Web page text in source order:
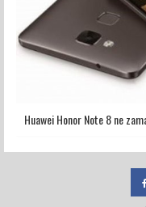
Huawei Honor Note 8 ne